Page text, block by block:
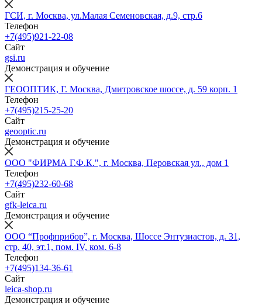
ГСИ, г. Москва, ул.Малая Семеновская, д.9, стр.6
Телефон
+7(495)921-22-08
Сайт
gsi.ru
Демонстрация и обучение
ГЕООПТИК, Г. Москва, Дмитровское шоссе, д. 59 корп. 1
Телефон
+7(495)215-25-20
Сайт
geooptic.ru
Демонстрация и обучение
ООО "ФИРМА Г.Ф.К.", г. Москва, Перовская ул., дом 1
Телефон
+7(495)232-60-68
Сайт
gfk-leica.ru
Демонстрация и обучение
ООО “Профприбор”, г. Москва, Шоссе Энтузиастов, д. 31,
стр. 40, эт.1, пом. IV, ком. 6-8
Телефон
+7(495)134-36-61
Сайт
leica-shop.ru
Демонстрация и обучение